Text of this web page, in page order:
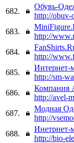
682.
Обувь-
http://obuv-
683.
http://
684.
http://
685.
Интернет-
http://sm-
686.
Компания
http://avel-
687.
Модная
http://
688.
http://bio-